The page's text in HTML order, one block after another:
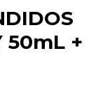
50mL +